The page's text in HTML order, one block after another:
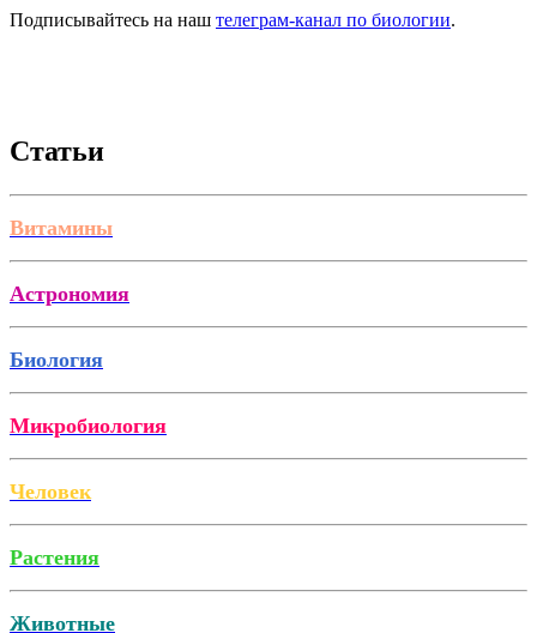
Подписывайтесь на наш телеграм-канал по биологии.
Статьи
Витамины
Астрономия
Биология
Микробиология
Человек
Растения
Животные